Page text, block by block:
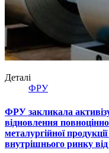
Деталі
ФРУ
ФРУ закликала
відновлення
металургійної
внутрішнього ринку